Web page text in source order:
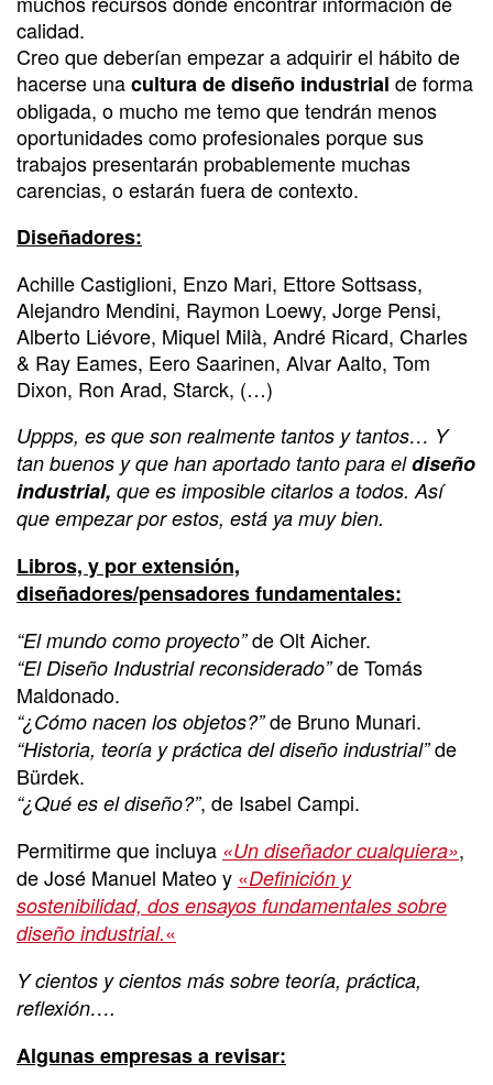
calidad.
Creo que deberían empezar a adquirir el hábito de
hacerse unacultura de diseño industrial de forma
obligada, o mucho me temo que tendrán menos
oportunidades como profesionales porque sus
trabajos presentarán probablemente muchas
carencias, o estarán fuera de contexto.
Diseñadores:
Achille Castiglioni, Enzo Mari, Ettore Sottsass,
Alejandro Mendini, Raymon Loewy, Jorge Pensi,
Alberto Liévore, Miquel Milà, André Ricard, Charles
& Ray Eames, Eero Saarinen, Alvar Aalto, Tom
Dixon, Ron Arad, Starck, (…)
Uppps, es que son realmente tantos y tantos… Y
tan buenos y que han aportado tanto para eldiseño
industrial, que es imposible citarlos a todos. Así
que empezar por estos, está ya muy bien.
Libros, y por extensión,
diseñadores/pensadores fundamentales:
“El mundo como proyecto”de Olt Aicher.
“El Diseño Industrial reconsiderado”de Tomás
Maldonado.
“¿Cómo nacen los objetos?”de Bruno Munari.
“Historia, teoría y práctica del diseño industrial”de
Bürdek.
“¿Qué es el diseño?”, de Isabel Campi.
Permitirme que incluya «Un diseñador cualquiera»,
de José Manuel Mateo y «Definición y
sostenibilidad, dos ensayos fundamentales sobre
diseño industrial.«
Y cientos y cientos más sobre teoría, práctica,
reflexión….
Algunas empresas a revisar: